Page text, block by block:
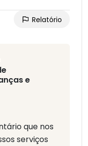
Relatório
e
que nos
serviços